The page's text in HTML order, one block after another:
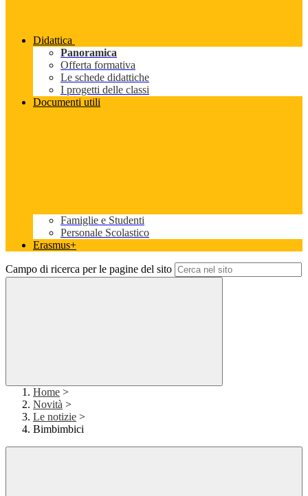
Didattica
Panoramica
Offerta formativa
Le schede didattiche
I progetti delle classi
Documenti utili
Famiglie e Studenti
Personale Scolastico
Erasmus+
Campo di ricerca per le pagine del sito
Home >
Novità >
Le notizie >
Bimbimbici